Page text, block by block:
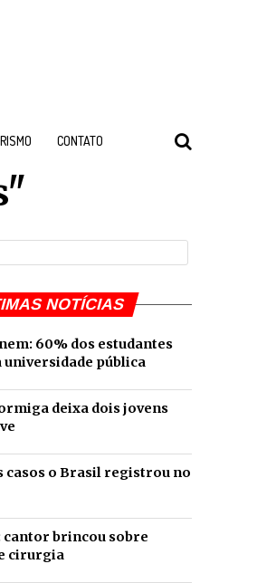
CONTATO
NOTÍCIAS
60% dos estudantes
universidade pública
deixa dois jovens
casos o Brasil registrou no
cantor brincou sobre
cirurgia